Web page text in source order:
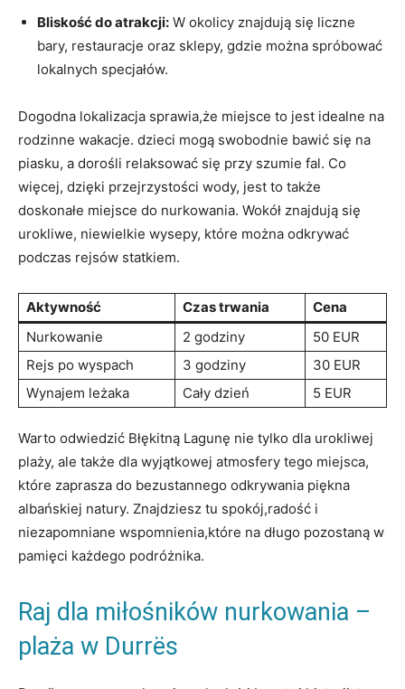
Bliskość do atrakcji: W⁤ okolicy⁢ znajdują się liczne
bary, restauracje oraz sklepy, gdzie można spróbować
lokalnych‌ specjałów.
Dogodna lokalizacja sprawia,że miejsce to jest idealne na
rodzinne wakacje. dzieci mogą swobodnie​ bawić się na
piasku, a ⁣dorośli relaksować się przy⁣ szumie fal. Co
więcej, dzięki przejrzystości wody, jest to także
⁤doskonałe miejsce do nurkowania. Wokół znajdują​ się
urokliwe, niewielkie wysepy, które można odkrywać
podczas rejsów statkiem.
Aktywność Czas trwania
Cena
Nurkowanie
2 godziny
50 EUR
Rejs po ⁤wyspach
3 ​godziny
30 EUR
Wynajem leżaka
Cały dzień 5⁣ EUR
Warto odwiedzić Błękitną Lagunę nie tylko dla‌ urokliwej
plaży, ale także dla wyjątkowej⁤ atmosfery⁢ tego miejsca,
które⁢ zaprasza do bezustannego odkrywania piękna
albańskiej ⁣natury. Znajdziesz tu spokój,radość ​i
niezapomniane wspomnienia,które ⁢na ​długo pozostaną w
pamięci każdego podróżnika.
Raj dla⁤ miłośników ⁢nurkowania –
plaża w Durrës